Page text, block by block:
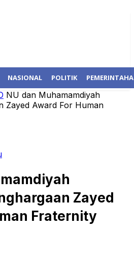
NASIONAL POLITIK
NU dan Muhamamdiyah
Zayed Award For Human
Zayed
Fraternity